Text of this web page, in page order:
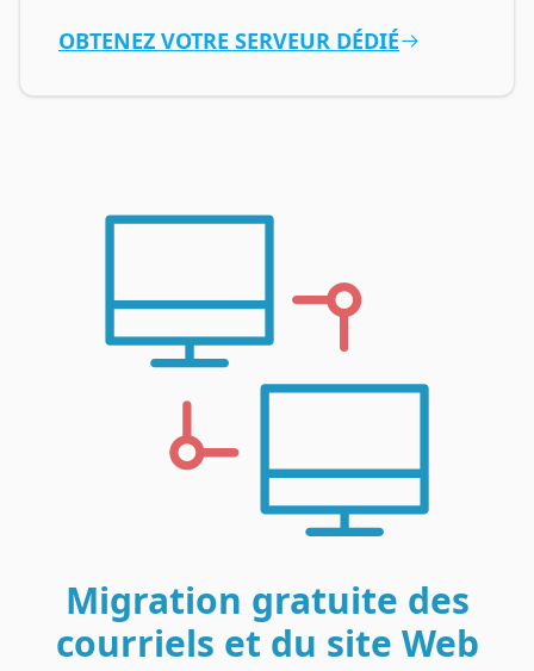
OBTENEZ VOTRE SERVEUR DÉDIÉ
Migration gratuite des
courriels et du site Web